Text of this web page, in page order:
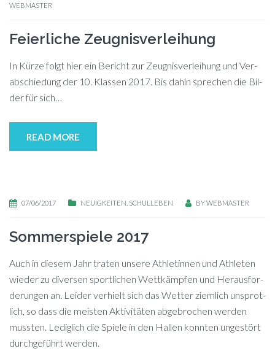
WEBMASTER
Feierliche Zeugnisverleihung
In Kür­ze folgt hier ein Be­richt zur Zeug­nis­ver­lei­hung und Ver­
ab­schie­dung der 10. Klas­sen 2017. Bis da­hin spre­chen die Bil­
der für sich…
READ MORE
07/06/2017 NEUIGKEITEN SCHULLEBEN BYWEBMASTER
Sommerspiele 2017
Auch in die­sem Jahr tra­ten un­se­re Ath­le­tin­nen und Ath­le­ten
wie­der zu di­ver­sen sport­li­chen Wett­kämp­fen und Her­aus­for­
de­run­gen an. Lei­der ver­hielt sich das Wet­ter ziem­lich uns­prot­
lich, so dass die meis­ten Ak­ti­vi­tä­ten ab­ge­bro­chen wer­den
muss­ten. Le­dig­lich die Spie­le in den Hal­len konn­ten un­ge­stört
durch­ge­führt werden.